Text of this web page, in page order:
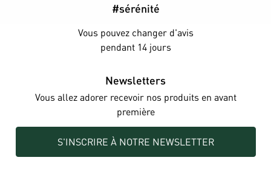
#sérénité
Vous pouvez changer d'avis
pendant 14 jours
Newsletters
Vous allez adorer recevoir nos produits en avant
première
S'INSCRIRE À NOTRE NEWSLETTER